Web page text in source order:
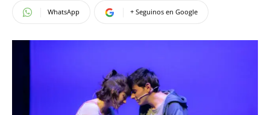
WhatsApp + Seguinos en Google